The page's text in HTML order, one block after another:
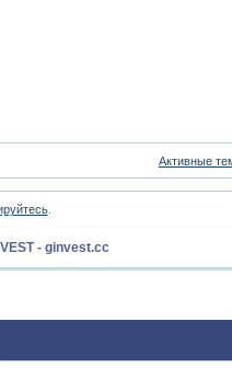
Активные
.
- ginvest.cc